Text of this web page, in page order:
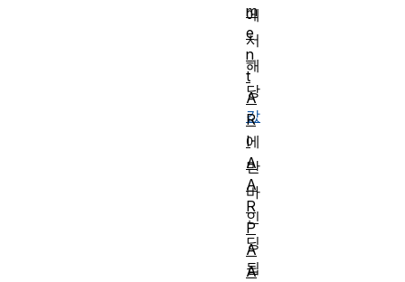
에
서
해
당
값
에
만
바
인
딩
됩
m
e
n
t
A
R
I
A
A
R
P
A
A